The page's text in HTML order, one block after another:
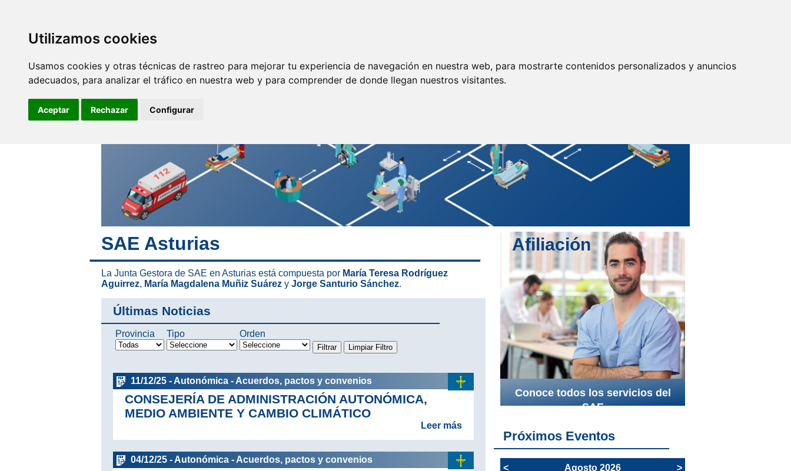
Utilizamos cookies
Usamos cookies y otras técnicas de rastreo para mejorar tu experiencia de navegación en nuestra web, para mostrarte contenidos personalizados y anuncios
adecuados, para analizar el tráfico en nuestra web y para comprender de donde llegan nuestros visitantes.
Aceptar Rechazar Configurar
formación mejoran la
profesión
SAE Asturias
La Junta Gestora de SAE en Asturias está compuesta por María Teresa Rodríguez
Aguirrez, María Magdalena Muñiz Suárez y Jorge Santurio Sánchez.
Últimas Noticias
Provincia Tipo Orden
11/12/25 - Autonómica - Acuerdos, pactos y convenios
CONSEJERÍA DE ADMINISTRACIÓN AUTONÓMICA,
MEDIO AMBIENTE Y CAMBIO CLIMÁTICO
Leer más
04/12/25 - Autonómica - Acuerdos, pactos y convenios
Afiliación
Conoce todos los servicios del
SAE
Próximos Eventos
< Agosto 2026
>